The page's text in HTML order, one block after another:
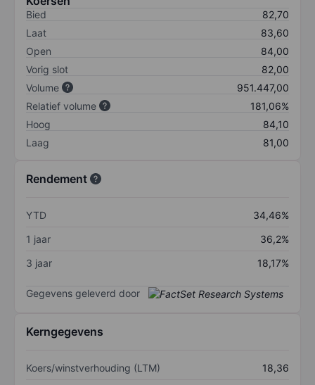
Bied
82,70
Laat
83,60
Open
84,00
Vorig slot
82,00
Volume
951.447,00
Relatief volume
181,06%
Hoog
84,10
Laag
81,00
Rendement
YTD
34,46%
1 jaar
36,2%
3 jaar
18,17%
Gegevens geleverd door
Kerngegevens
Koers/winstverhouding (LTM)
18,36